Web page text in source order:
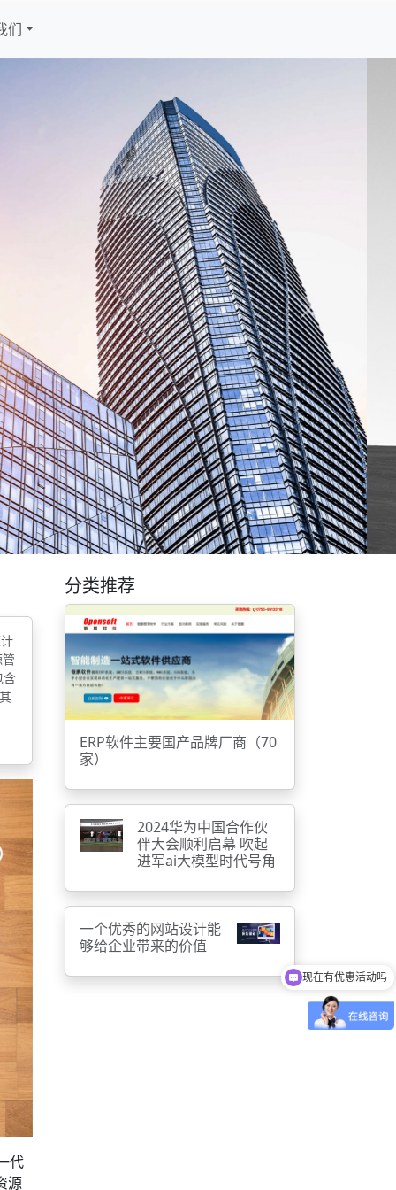
们
Next
含
代
源
分类推荐
ERP软件主要国产品牌厂商（70
家）
2024华为中国合作伙
伴大会顺利启幕 吹起
进军ai大模型时代号角
一个优秀的网站设计能
够给企业带来的价值
可以介绍下你们的产品么